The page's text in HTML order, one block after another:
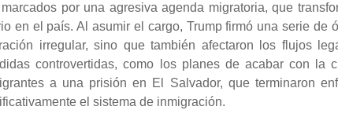
por una agresiva agenda migratoria, que
en el país. Al asumir el cargo, Trump firmó una serie de
irregular, sino que también afectaron los flujos
controvertidas, como los planes de acabar con la
a una prisión en El Salvador, que terminaron
el sistema de inmigración.